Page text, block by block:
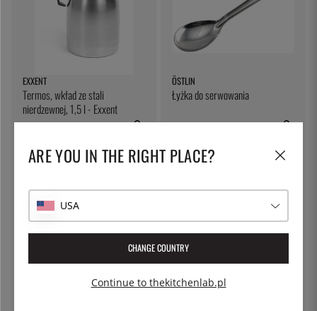
EXXENT
Termos, wkład ze stali
nierdzewnej, 1,5 l - Exxent
225 zł
ÖSTLIN
Łyżka do serwowania
28 zł
EXXENT
ARE YOU IN THE RIGHT PLACE?
USA
CHANGE COUNTRY
Continue to thekitchenlab.pl